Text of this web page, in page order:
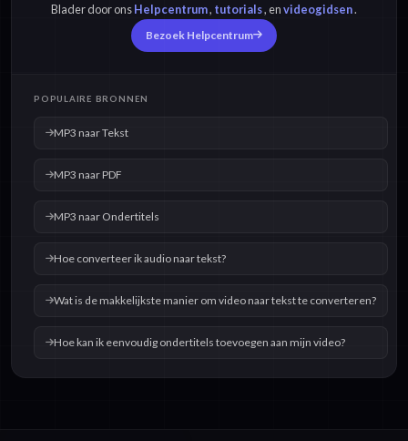
Blader door onsHelpcentrum, tutorials, envideogidsen.
Bezoek Helpcentrum
POPULAIRE BRONNEN
MP3 naar Tekst
MP3 naar PDF
MP3 naar Ondertitels
Hoe converteer ik audio naar tekst?
Wat is de makkelijkste manier om video naar tekst te converteren?
Hoe kan ik eenvoudig ondertitels toevoegen aan mijn video?